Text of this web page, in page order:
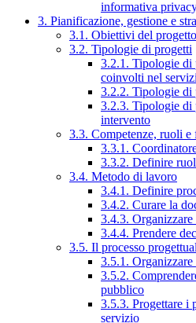
informativa
3. Pianificazione, gestione e
3.1. Obiettivi del progetto
3.2. Tipologie di progetti
3.2.1. Tipologie di
coinvolti nel
3.2.2. Tipologie di
3.2.3. Tipologie di
intervento
3.3. Competenze, ruoli
3.3.1.
3.3.2. Definire
3.4. Metodo di lavoro
3.4.1. Definire
3.4.2. Curare la
3.4.3.
3.4.4. Prendere
3.5. Il processo
3.5.1.
3.5.2.
pubblico
3.5.3. Progettare i
servizio